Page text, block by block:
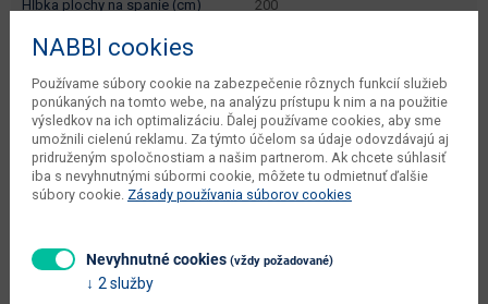
hĺbka plochy na spanie (cm) 200
dodáva sa v demonte
montáž vyžaduje zručnosť
údržba utierať navlhko
Dokumenty na stiahnutie:
NABBI cookies
Používame súbory cookie na zabezpečenie rôznych funkcií služieb
ponúkaných na tomto webe, na analýzu prístupu k nim a na použitie
výsledkov na ich optimalizáciu. Ďalej používame cookies, aby sme
umožnili cielenú reklamu. Za týmto účelom sa údaje odovzdávajú aj
pridruženým spoločnostiam a našim partnerom. Ak chcete súhlasiť
iba s nevyhnutnými súbormi cookie, môžete tu odmietnuť ďalšie
súbory cookie. Zásady používania súborov cookies
Nevyhnutné cookies (vždy požadované)
2 služby